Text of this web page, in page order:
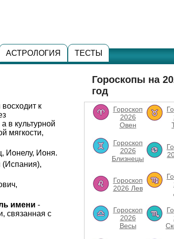
АСТРОЛОГИЯ ТЕСТЫ
к
в культурной
мягкости,
Ионелу, Ионя.
имени -
связанная с
Гороскопы на
год
Гороскоп
2026
Овен
Гороскоп
2026
Близнецы
Гороскоп
2026 Лев
Гороскоп
2026
Весы